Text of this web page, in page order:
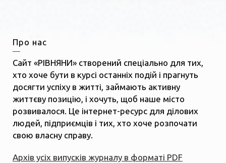
Про нас
Сайт «РІВНЯНИ» створений спеціально для тих,
хто хоче бути в курсі останніх подій і прагнуть
досягти успіху в житті, займають активну
життєву позицію, і хочуть, щоб наше місто
розвивалося. Це інтернет-ресурс для ділових
людей, підприємців і тих, хто хоче розпочати
свою власну справу.
Архів усіх випусків журналу в форматі PDF